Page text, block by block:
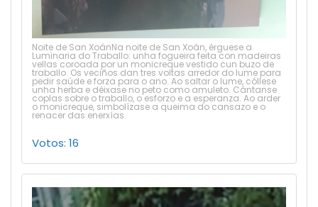
Noite de San XoánNa noite de San Xoán, érguese a
Luminaria do Traballo: unha fogueira feita con madeiras
vellas coroada por un monicreque vestido cun buzo de
traballo. Os veciños dan tres voltas arredor do lume para
pedir saúde e forza para o ano. Ao saltar o lume, cóllese
unha herba e déixase no peto como amuleto. Cántanse
coplas sobre o traballo, o esforzo e a esperanza. Ao arder
o monicreque, simbolízase a queima do cansazo e o
renacer das enerxías.
Votos: 16